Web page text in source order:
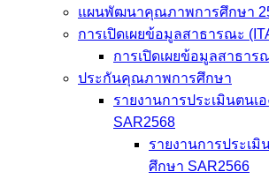
แผนพัฒนาคุณภาพการศึกษา
การเปิดเผยข้อมูลสาธารณะ
การเปิดเผยข้อมูลสาธาร
ประกันคุณภาพการศึกษา
รายงานการประเมินตนเ
SAR2568
รายงานการประเ
ศึกษา SAR2566